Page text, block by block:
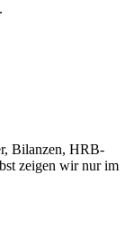
Bilanzen, HRB-
zeigen wir nur im